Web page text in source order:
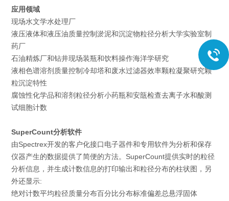
应用领域
现场水文学水处理厂
液压液体和液压油质量控制淤泥和沉淀物粒径分析大学实验室制
药厂
石油精炼厂和钻井现场装瓶和饮料操作海洋学研究
液相色谱溶剂质量控制冷却塔和废水过滤器效率颗粒凝聚研究颗
粒沉淀特性
腐蚀性化学品和溶剂粒径分析小药瓶和安瓿检查去离子水和酸测
试细胞计数
SuperCount分析软件
由Spectrex开发的客户化接口电子器件和专用软件为分析和保存
仪器产生的数据提供了简便的方法。SuperCount提供实时的粒径
分析信息，并生成计数信息的打印输出和粒径分布的柱状图，另
外还显示:
绝对计数平均粒径质量分布百分比分布标准偏差总悬浮固体